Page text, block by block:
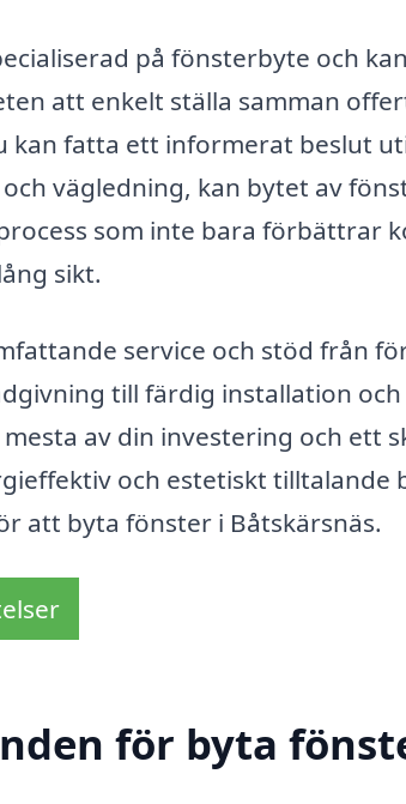
på fönsterbyte och
att enkelt ställa samman
kan fatta ett informerat beslut
vägledning, kan bytet av
som inte bara förbättrar
sikt.
service och stöd från
till färdig installation
av din investering och ett
och estetiskt tilltalande
att byta fönster i Båtskärsnäs.
för byta